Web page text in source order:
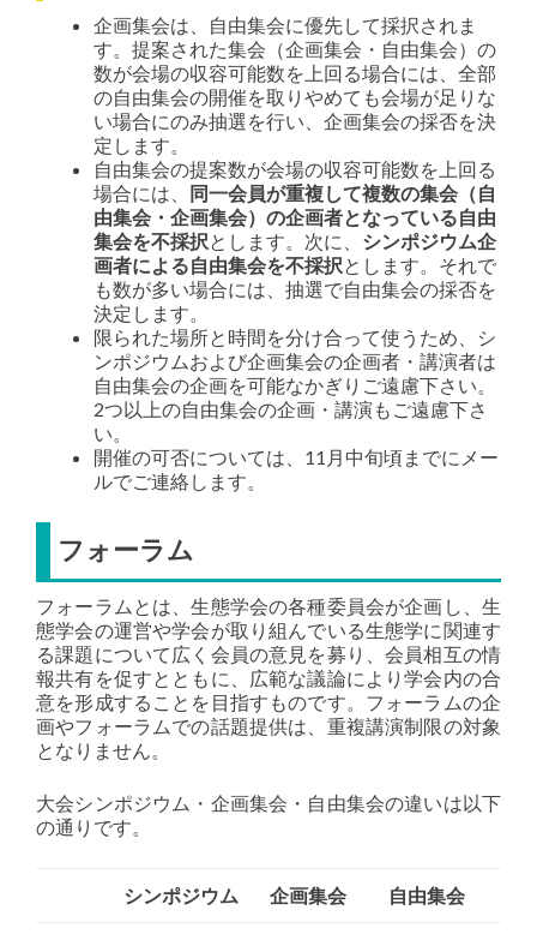
企画集会は、自由集会に優先して採択されま
す。提案された集会（企画集会・自由集会）の
数が会場の収容可能数を上回る場合には、全部
の自由集会の開催を取りやめても会場が足りな
い場合にのみ抽選を行い、企画集会の採否を決
定します。
自由集会の提案数が会場の収容可能数を上回る
場合には、
同一会員が重複して複数の集会（自
由集会・企画集会）の企画者となっている自由
集会を不採択とします。次に、 シンポジウム企
画者による自由集会を不採択とします。それで
も数が多い場合には、抽選で自由集会の採否を
決定します。
限られた場所と時間を分け合って使うため、シ
ンポジウムおよび企画集会の企画者・講演者は
自由集会の企画を可能なかぎりご遠慮下さい。
2つ以上の自由集会の企画・講演もご遠慮下さ
い。
開催の可否については、11月中旬頃までにメー
ルでご連絡します。
フォーラム
フォーラムとは、生態学会の各種委員会が企画し、生
態学会の運営や学会が取り組んでいる生態学に関連す
る課題について広く会員の意見を募り、会員相互の情
報共有を促すとともに、広範な議論により学会内の合
意を形成することを目指すものです。フォーラムの企
画やフォーラムでの話題提供は、重複講演制限の対象
となりません。
大会シンポジウム・企画集会・自由集会の違いは以下
の通りです。
シンポジウム 企画集会 自由集会